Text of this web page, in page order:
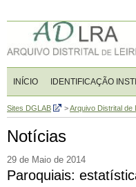
INÍCIO IDENTIFICAÇÃO
Sites DGLAB >Arquivo Distrital de
Notícias
29 de Maio de 2014
Paroquiais: